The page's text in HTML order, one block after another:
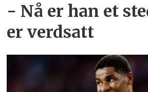
- Nå er han et
er verdsatt